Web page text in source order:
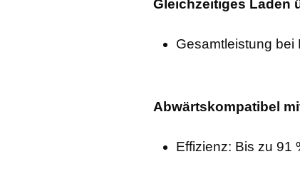
Gleichzeitiges Laden
Gesamtleistung bei
Abwärtskompatibel
Effizienz: Bis zu 91